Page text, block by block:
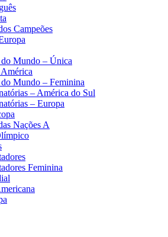
Campeões
Mundo – Única
Mundo – Feminina
– América do Sul
– Europa
Nações A
Feminina